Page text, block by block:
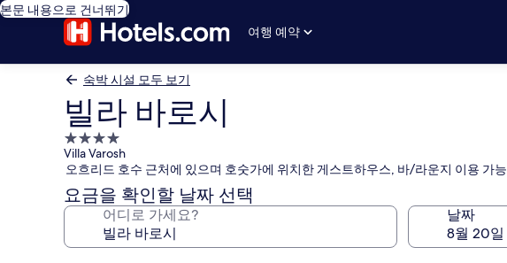
본문 내용으로 건너뛰기
여행 예약
숙박 시설 모두 보기
빌라 바로시
4.0
성
급
숙
박
Villa Varosh
오흐리드 호수 근처에 있으며 호숫가에 위치한 게스트하우스, 바/라운지 이용 가능
요금을 확인할 날짜 선택
어디로 가세요? 날짜